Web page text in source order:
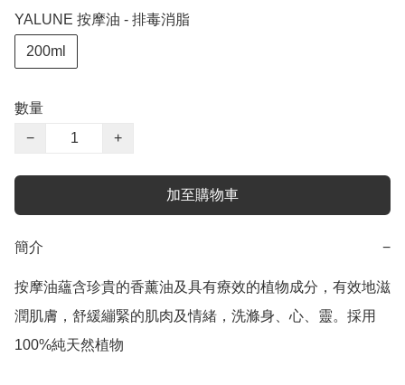
YALUNE 按摩油 - 排毒消脂
200ml
數量
−
+
加至購物車
簡介 −
按摩油蘊含珍貴的香薰油及具有療效的植物成分，有效地滋
潤肌膚，舒緩繃緊的肌肉及情緒，洗滌身、心、靈。採用
100%純天然植物